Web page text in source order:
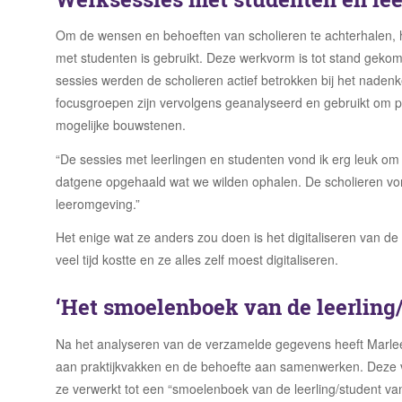
Om de wensen en behoeften van scholieren te
met studenten is gebruikt. Deze werkvorm is tot stand
sessies werden de scholieren actief betrokken bij het
focusgroepen zijn vervolgens geanalyseerd en gebruikt om
mogelijke bouwstenen.
“De sessies met leerlingen en studenten vond ik erg leuk
datgene opgehaald wat we wilden ophalen. De scholieren
leeromgeving.”
Het enige wat ze anders zou doen is het digitaliseren van
veel tijd kostte en ze alles zelf moest digitaliseren.
‘Het smoelenboek van de
Na het analyseren van de verzamelde gegevens heeft
aan praktijkvakken en de behoefte aan samenwerken.
ze verwerkt tot een “smoelenboek van de leerling/student